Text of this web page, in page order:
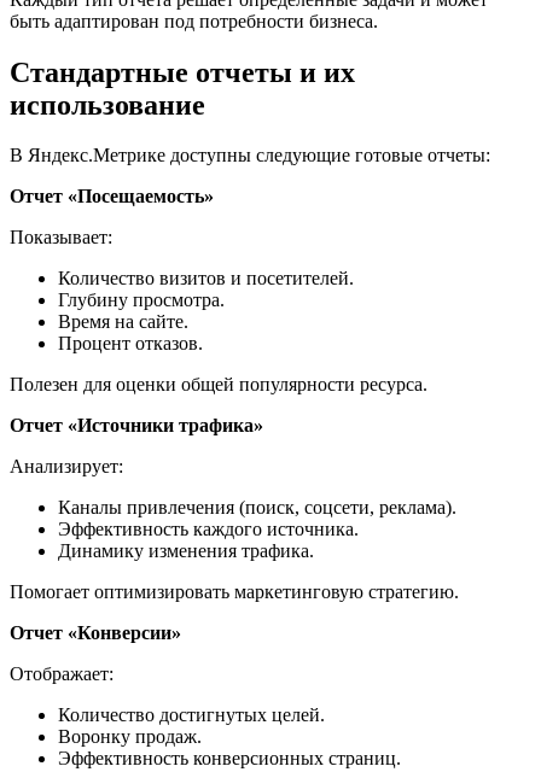
быть адаптирован под потребности бизнеса.
Стандартные отчеты и их
использование
В Яндекс.Метрике доступны следующие готовые отчеты:
Отчет «Посещаемость»
Показывает:
Количество визитов и посетителей.
Глубину просмотра.
Время на сайте.
Процент отказов.
Полезен для оценки общей популярности ресурса.
Отчет «Источники трафика»
Анализирует:
Каналы привлечения (поиск, соцсети, реклама).
Эффективность каждого источника.
Динамику изменения трафика.
Помогает оптимизировать маркетинговую стратегию.
Отчет «Конверсии»
Отображает:
Количество достигнутых целей.
Воронку продаж.
Эффективность конверсионных страниц.